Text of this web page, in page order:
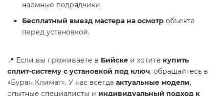
наёмные подрядчики.
Бесплатный выезд мастера на осмотр объекта
перед установкой.
📍 Если вы проживаете в Бийске и хотите купить
сплит-систему с установкой под ключ, обращайтесь в
«Буран Климат». У нас всегда актуальные модели,
опытные специалисты и индивидуальный подход к